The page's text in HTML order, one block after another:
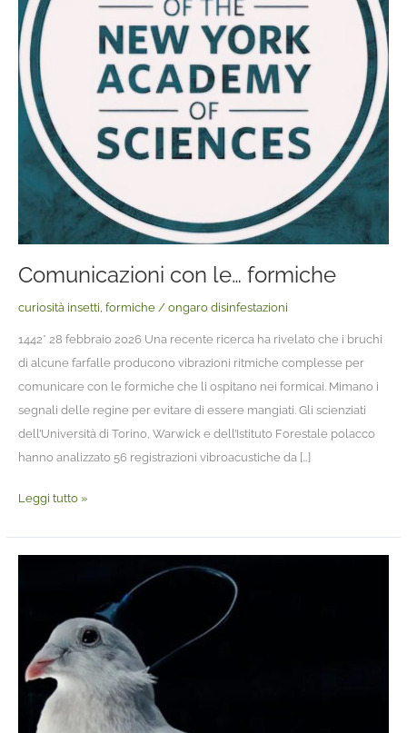
Comunicazioni con le… formiche
curiosità insetti, formiche/ ongaro disinfestazioni
1442* 28 febbraio 2026 Una recente ricerca ha rivelato che i bruchi
di alcune farfalle producono vibrazioni ritmiche complesse per
comunicare con le formiche che li ospitano nei formicai. Mimano i
segnali delle regine per evitare di essere mangiati. Gli scienziati
dell’Università di Torino, Warwick e dell’Istituto Forestale polacco
hanno analizzato 56 registrazioni vibroacustiche da […]
Leggi tutto »
distanza
tramite
neurostimolazione